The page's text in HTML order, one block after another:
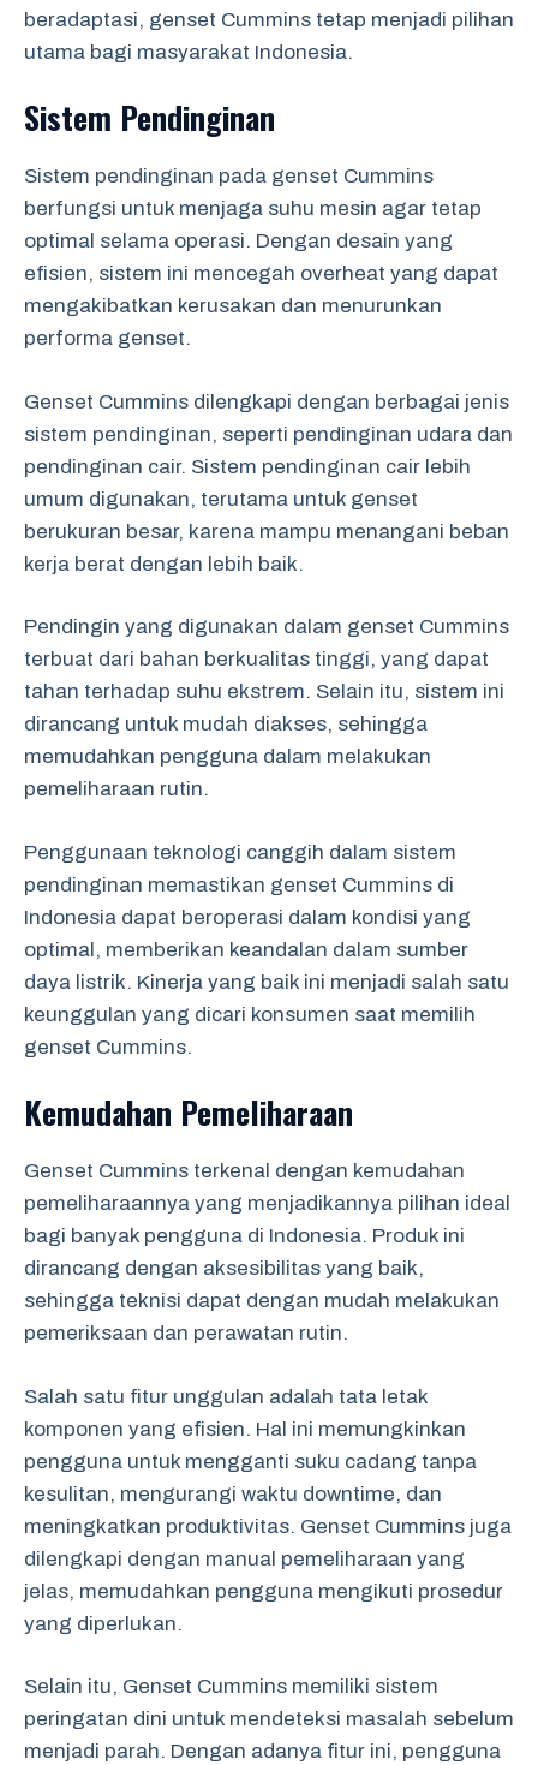
beradaptasi, genset Cummins tetap menjadi pilihan
utama bagi masyarakat Indonesia.
Sistem Pendinginan
Sistem pendinginan pada genset Cummins
berfungsi untuk menjaga suhu mesin agar tetap
optimal selama operasi. Dengan desain yang
efisien, sistem ini mencegah overheat yang dapat
mengakibatkan kerusakan dan menurunkan
performa genset.
Genset Cummins dilengkapi dengan berbagai jenis
sistem pendinginan, seperti pendinginan udara dan
pendinginan cair. Sistem pendinginan cair lebih
umum digunakan, terutama untuk genset
berukuran besar, karena mampu menangani beban
kerja berat dengan lebih baik.
Pendingin yang digunakan dalam genset Cummins
terbuat dari bahan berkualitas tinggi, yang dapat
tahan terhadap suhu ekstrem. Selain itu, sistem ini
dirancang untuk mudah diakses, sehingga
memudahkan pengguna dalam melakukan
pemeliharaan rutin.
Penggunaan teknologi canggih dalam sistem
pendinginan memastikan genset Cummins di
Indonesia dapat beroperasi dalam kondisi yang
optimal, memberikan keandalan dalam sumber
daya listrik. Kinerja yang baik ini menjadi salah satu
keunggulan yang dicari konsumen saat memilih
genset Cummins.
Kemudahan Pemeliharaan
Genset Cummins terkenal dengan kemudahan
pemeliharaannya yang menjadikannya pilihan ideal
bagi banyak pengguna di Indonesia. Produk ini
dirancang dengan aksesibilitas yang baik,
sehingga teknisi dapat dengan mudah melakukan
pemeriksaan dan perawatan rutin.
Salah satu fitur unggulan adalah tata letak
komponen yang efisien. Hal ini memungkinkan
pengguna untuk mengganti suku cadang tanpa
kesulitan, mengurangi waktu downtime, dan
meningkatkan produktivitas. Genset Cummins juga
dilengkapi dengan manual pemeliharaan yang
jelas, memudahkan pengguna mengikuti prosedur
yang diperlukan.
Selain itu, Genset Cummins memiliki sistem
peringatan dini untuk mendeteksi masalah sebelum
menjadi parah. Dengan adanya fitur ini, pengguna